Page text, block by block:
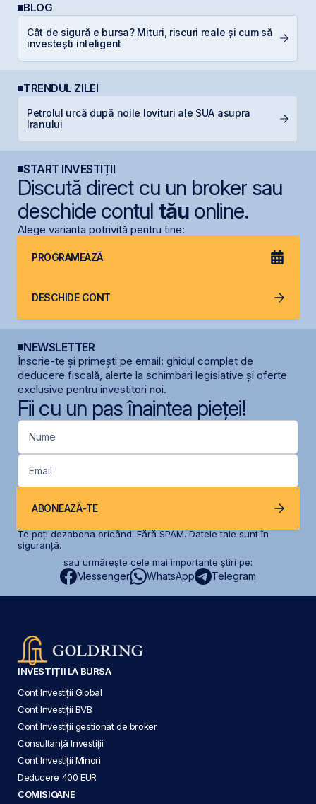
BLOG
Cât de sigură e bursa? Mituri, riscuri reale și cum să
investești inteligent
TRENDUL ZILEI
Petrolul urcă după noile lovituri ale SUA asupra
Iranului
START INVESTIȚII
Discută direct cu un broker sau
deschide contul tăuonline.
Alege varianta potrivită pentru tine:
PROGRAMEAZĂ
DESCHIDE CONT
NEWSLETTER
Înscrie-te și primești pe email: ghidul complet de
deducere fiscală, alerte la schimbari legislative și oferte
exclusive pentru investitori noi.
Fii cu un pas înaintea pieței!
Nume
Email
ABONEAZĂ-TE
Te poți dezabona oricând. Fără SPAM. Datele tale sunt în
siguranță.
sau urmărește cele mai importante știri pe:
Messenger WhatsApp Telegram
INVESTIȚII LA BURSA
Cont Investiții Global
Cont Investiții BVB
Cont Investiții gestionat de broker
Consultanță Investiții
Cont Investiții Minori
Deducere 400 EUR
COMISIOANE